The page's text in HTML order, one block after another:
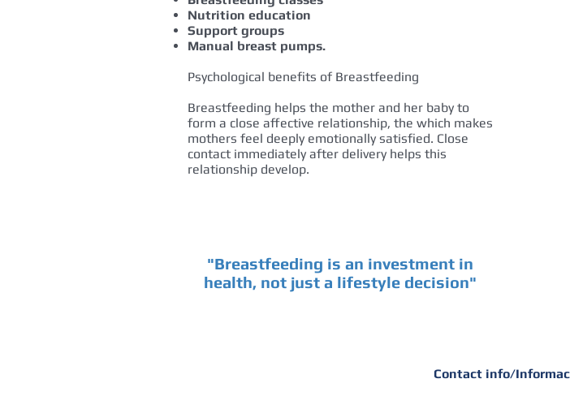
Nutrition education
Support groups
Manual breast pumps.
Psychological benefits of Breastfeeding
Breastfeeding helps the mother and her baby to
form a close affective relationship, the which makes
mothers feel deeply emotionally satisfied. Close
contact immediately after delivery helps this
relationship develop.
"Breastfeeding is an investment in
health, not just a lifestyle decision"
Contact info/